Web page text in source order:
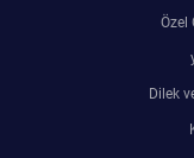
Özel
Dilek